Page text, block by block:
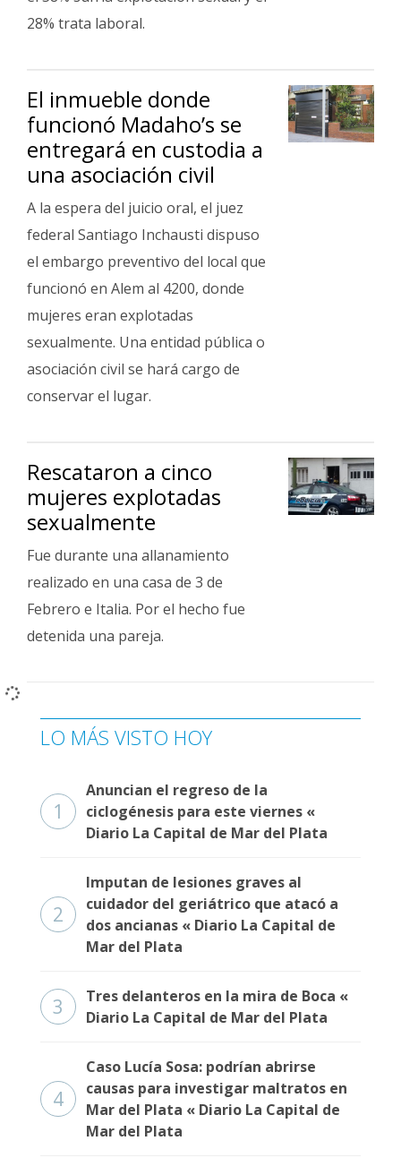
28% trata laboral.
El inmueble donde
funcionó Madaho’s se
entregará en custodia a
una asociación civil
A la espera del juicio oral, el juez
federal Santiago Inchausti dispuso
el embargo preventivo del local que
funcionó en Alem al 4200, donde
mujeres eran explotadas
sexualmente. Una entidad pública o
asociación civil se hará cargo de
conservar el lugar.
Rescataron a cinco
mujeres explotadas
sexualmente
Fue durante una allanamiento
realizado en una casa de 3 de
Febrero e Italia. Por el hecho fue
detenida una pareja.
LO MÁS VISTO HOY
1
Anuncian el regreso de la
ciclogénesis para este viernes «
Diario La Capital de Mar del Plata
2
Imputan de lesiones graves al
cuidador del geriátrico que atacó a
dos ancianas « Diario La Capital de
Mar del Plata
3
Tres delanteros en la mira de Boca «
Diario La Capital de Mar del Plata
4
Caso Lucía Sosa: podrían abrirse
causas para investigar maltratos en
Mar del Plata « Diario La Capital de
Mar del Plata